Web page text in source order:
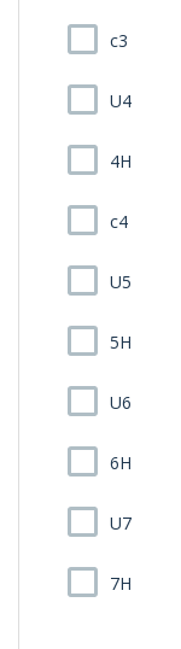
c3
U4
4H
c4
U5
5H
U6
6H
U7
7H